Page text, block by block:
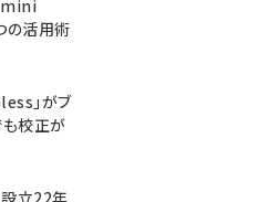
活用術
」がブ
も校正が
設立22年